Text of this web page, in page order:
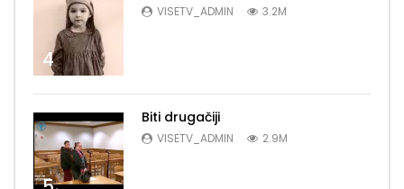
4
VISETV_ADMIN 3.2M
Biti drugačiji
VISETV_ADMIN 2.9M